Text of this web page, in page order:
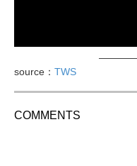
source： TWS
COMMENTS